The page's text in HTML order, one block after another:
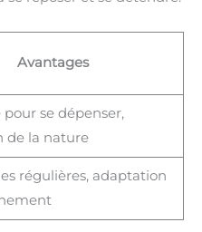
Avantages
se dépenser,
de la nature
régulières, adaptation